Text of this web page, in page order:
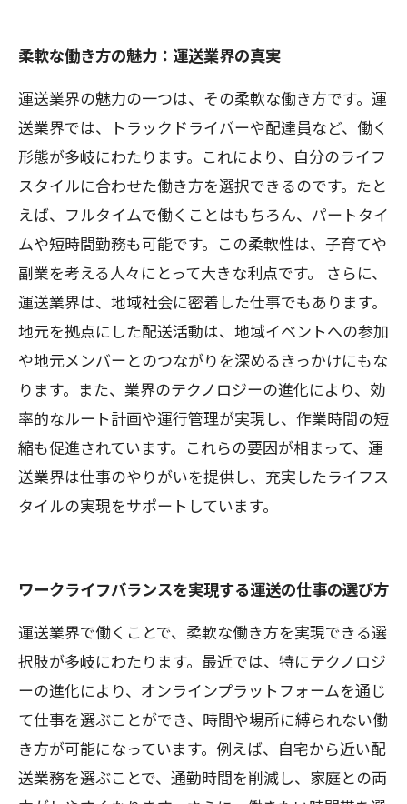
柔軟な働き方の魅力：運送業界の真実
運送業界の魅力の一つは、その柔軟な働き方です。運
送業界では、トラックドライバーや配達員など、働く
形態が多岐にわたります。これにより、自分のライフ
スタイルに合わせた働き方を選択できるのです。たと
えば、フルタイムで働くことはもちろん、パートタイ
ムや短時間勤務も可能です。この柔軟性は、子育てや
副業を考える人々にとって大きな利点です。 さらに、
運送業界は、地域社会に密着した仕事でもあります。
地元を拠点にした配送活動は、地域イベントへの参加
や地元メンバーとのつながりを深めるきっかけにもな
ります。また、業界のテクノロジーの進化により、効
率的なルート計画や運行管理が実現し、作業時間の短
縮も促進されています。これらの要因が相まって、運
送業界は仕事のやりがいを提供し、充実したライフス
タイルの実現をサポートしています。
ワークライフバランスを実現する運送の仕事の選び方
運送業界で働くことで、柔軟な働き方を実現できる選
択肢が多岐にわたります。最近では、特にテクノロジ
ーの進化により、オンラインプラットフォームを通じ
て仕事を選ぶことができ、時間や場所に縛られない働
き方が可能になっています。例えば、自宅から近い配
送業務を選ぶことで、通勤時間を削減し、家庭との両